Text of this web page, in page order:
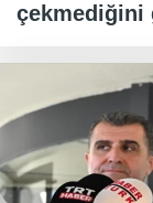
çekmediğini